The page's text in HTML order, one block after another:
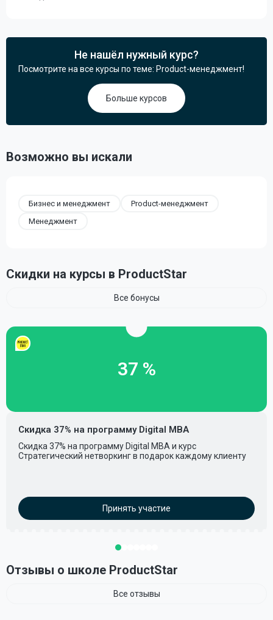
Не нашёл нужный курс?
Посмотрите на все курсы по теме: Product-менеджмент!
Больше курсов
Возможно вы искали
Бизнес и менеджмент
Product-менеджмент
Менеджмент
Скидки на курсы в ProductStar
Все бонусы
37 %
Скидка 37% на программу Digital MBA
Скидка 37% на программу Digital MBA и курс
Стратегический нетворкинг в подарок каждому клиенту
Принять участие
Отзывы о школе ProductStar
Все отзывы